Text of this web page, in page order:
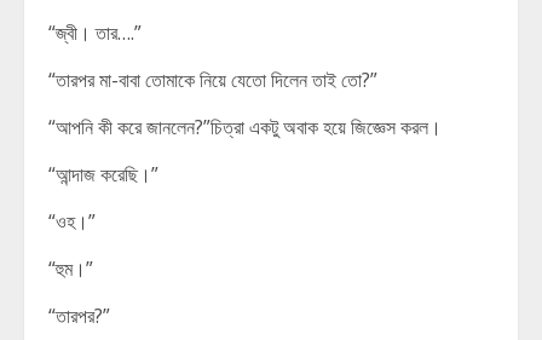
“জ্বী। তার….”
“তারপর মা-বাবা তোমাকে নিয়ে যেতো দিলেন তাই তো?”
“আপনি কী করে জানলেন?”চিত্রা একটু অবাক হয়ে জিজ্ঞেস করল।
“আন্দাজ করেছি।”
“ওহ।”
“হুম।”
“তারপর?”